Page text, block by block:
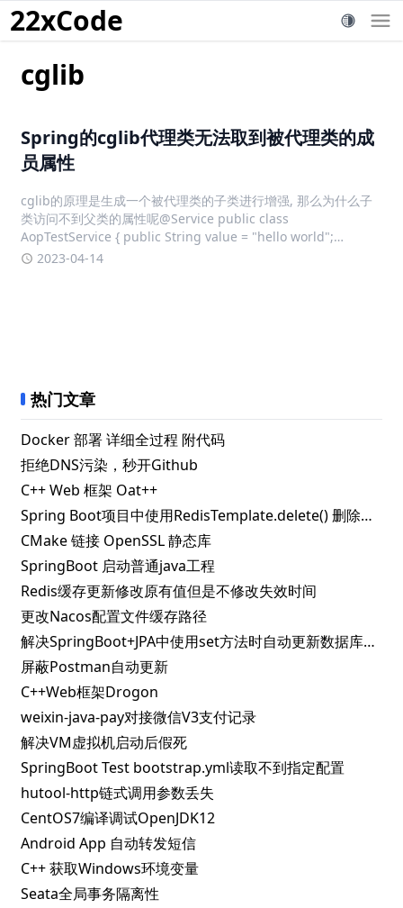
22xCode
cglib
Spring的cglib代理类无法取到被代理类的成
员属性
cglib的原理是生成一个被代理类的子类进行增强, 那么为什么子
类访问不到父类的属性呢@Service public class
AopTestService { public String value = "hello world";
@Transactional pu
2023-04-14
热门文章
Docker 部署 详细全过程 附代码
拒绝DNS污染，秒开Github
C++ Web 框架 Oat++
Spring Boot项目中使用RedisTemplate.delete() 删除指定key失败的解决办法
CMake 链接 OpenSSL 静态库
SpringBoot 启动普通java工程
Redis缓存更新修改原有值但是不修改失效时间
更改Nacos配置文件缓存路径
解决SpringBoot+JPA中使用set方法时自动更新数据库问题
屏蔽Postman自动更新
C++Web框架Drogon
weixin-java-pay对接微信V3支付记录
解决VM虚拟机启动后假死
SpringBoot Test bootstrap.yml读取不到指定配置
hutool-http链式调用参数丢失
CentOS7编译调试OpenJDK12
Android App 自动转发短信
C++ 获取Windows环境变量
Seata全局事务隔离性